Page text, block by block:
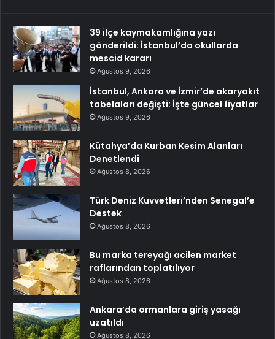
39 ilçe kaymakamlığına yazı
gönderildi: İstanbul’da okullarda
mescid kararı
Ağustos 9, 2026
İstanbul, Ankara ve İzmir’de akaryakıt
tabelaları değişti: İşte güncel fiyatlar
Ağustos 9, 2026
Kütahya’da Kurban Kesim Alanları
Denetlendi
Ağustos 8, 2026
Türk Deniz Kuvvetleri’nden Senegal’e
Destek
Ağustos 8, 2026
Bu marka tereyağı acilen market
raflarından toplatılıyor
Ağustos 8, 2026
Ankara’da ormanlara giriş yasağı
uzatıldı
Ağustos 8, 2026